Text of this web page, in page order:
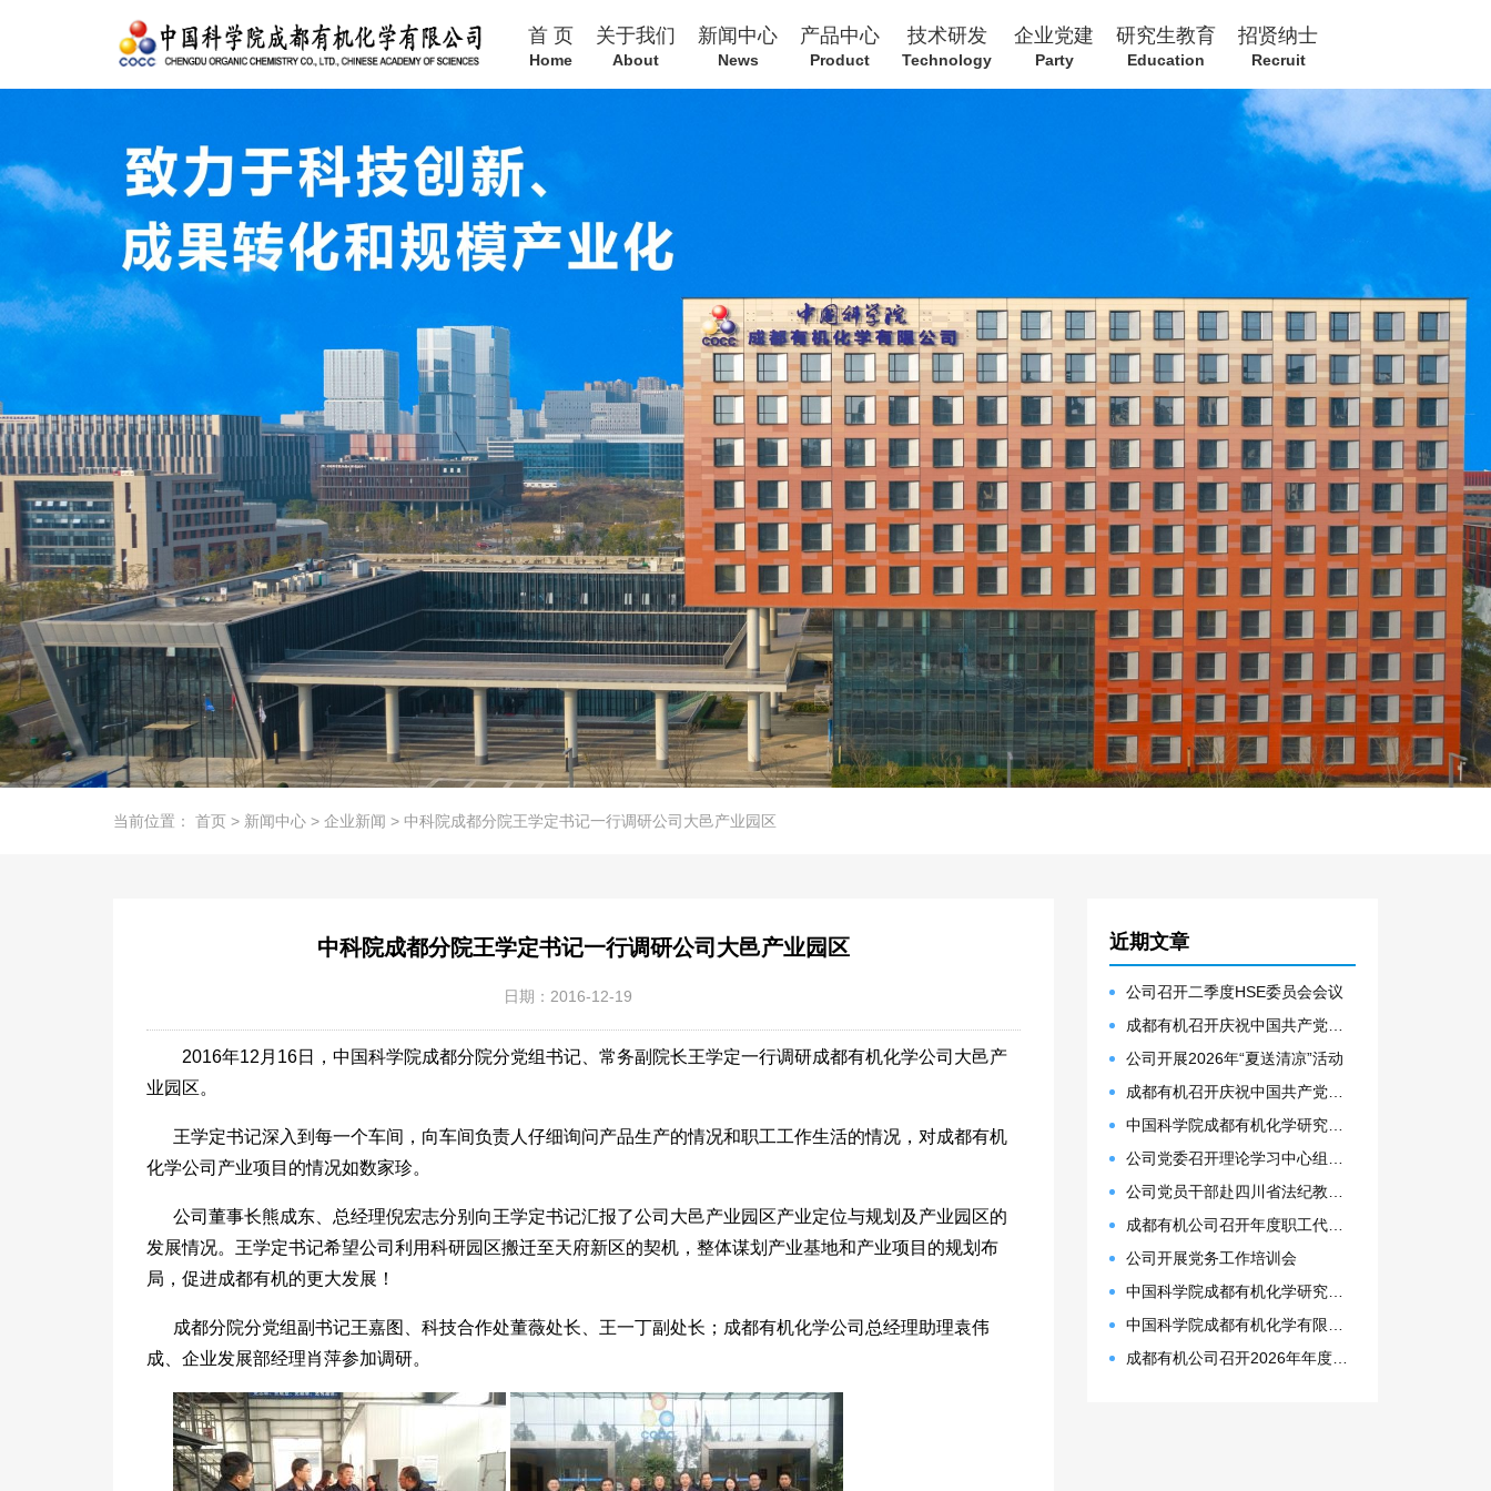
首 页
Home
关于我们
About
新闻中心
News
产品中心
Product
技术研发
Technology
企业党建
Party
研究生教育
Education
招贤纳士
Recruit
当前位置： 首页 > 新闻中心 > 企业新闻 > 中科院成都分院王学定书记一行调研公司大邑产业园区
中科院成都分院王学定书记一行调研公司大邑产业园区
日期：2016-12-19
2016年12月16日，中国科学院成都分院分党组书记、常务副院长王学定一行调研成都有机化学公司大邑产
业园区。
王学定书记深入到每一个车间，向车间负责人仔细询问产品生产的情况和职工工作生活的情况，对成都有机
化学公司产业项目的情况如数家珍。
公司董事长熊成东、总经理倪宏志分别向王学定书记汇报了公司大邑产业园区产业定位与规划及产业园区的
发展情况。王学定书记希望公司利用科研园区搬迁至天府新区的契机，整体谋划产业基地和产业项目的规划布
局，促进成都有机的更大发展！
成都分院分党组副书记王嘉图、科技合作处董薇处长、王一丁副处长；成都有机化学公司总经理助理袁伟
成、企业发展部经理肖萍参加调研。
近期文章
公司召开二季度HSE委员会会议
成都有机召开庆祝中国共产党成立105周年表彰大会
公司开展2026年“夏送清凉”活动
成都有机召开庆祝中国共产党成立105周年表彰大会
中国科学院成都有机化学研究所 2027年接收推荐免试生(含直博生)招生简章
公司党委召开理论学习中心组（扩大）会议
公司党员干部赴四川省法纪教育基地开展警示教育活动
成都有机公司召开年度职工代表大会
公司开展党务工作培训会
中国科学院成都有机化学研究所2026年博士研究生拟录取名单公示
中国科学院成都有机化学有限公司2026年预算
成都有机公司召开2026年年度计划会议暨一季度工作总结会